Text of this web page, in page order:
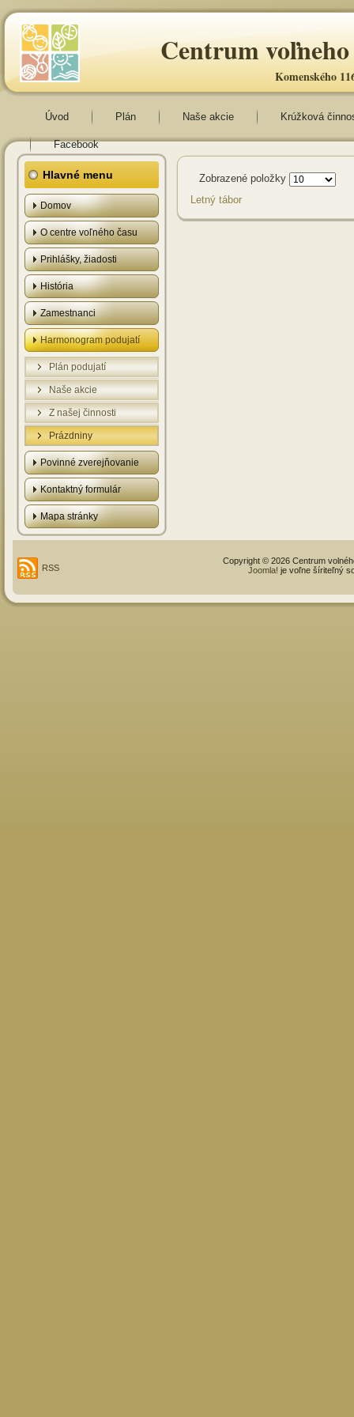
Centrum voľneho
Komenského
Úvod Plán Naše akcie Krúžková
Facebook
Hlavné menu
Domov
O centre voľného času
Prihlášky, žiadosti
História
Zamestnanci
Harmonogram podujatí
Plán podujatí
Naše akcie
Z našej činnosti
Prázdniny
Povinné zverejňovanie
Kontaktný formulár
Mapa stránky
Zobrazené položky
Letný tábor
RSS
Copyright © 2026 Centrum
Joomla! je voľne šíriteľný